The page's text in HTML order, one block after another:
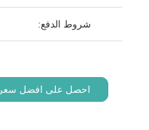
شروط الدفع:
احصل على افضل سعر